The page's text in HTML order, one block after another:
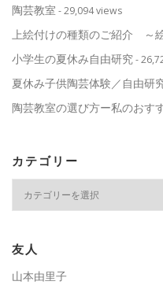
陶芸教室 - 29,094 views
上絵付けの種類のご紹介 ～
小学生の夏休み自由研究-
夏休み子供陶芸体験／自由研
陶芸教室の選び方ー私のおす
カテゴリー
ー
友人
山本由里子